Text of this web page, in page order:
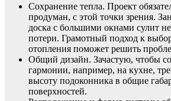
Сохранение тепла. Проект
продуман, с этой точки зрения.
доска с большими окнами сулит
потери. Грамотный подход к
отопления поможет решить
Общий дизайн. Зачастую, чтобы
гармонии, например, на кухне,
высоту подоконника в общие
поверхностей.